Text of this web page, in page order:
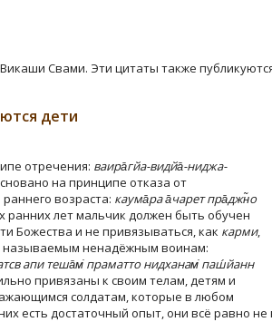
Свами. Эти цитаты также
дети
отречения: ваира̄гйа-видйа̄-ниджа-
на принципе отказа от
возраста: каума̄ра а̄чарет пра̄джн̃о
ранних лет мальчик должен быть обучен
Божества и не привязываться, как карми,
называемым ненадёжным воинам:
апи теша̄м̇ праматто нидханам̇ паш́йанн
привязаны к своим телам, детям и
солдатам, которые в любом
есть достаточный опыт, они всё равно не